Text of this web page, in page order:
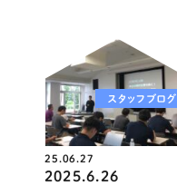
スタッフブログ
25.06.27
2025.6.26